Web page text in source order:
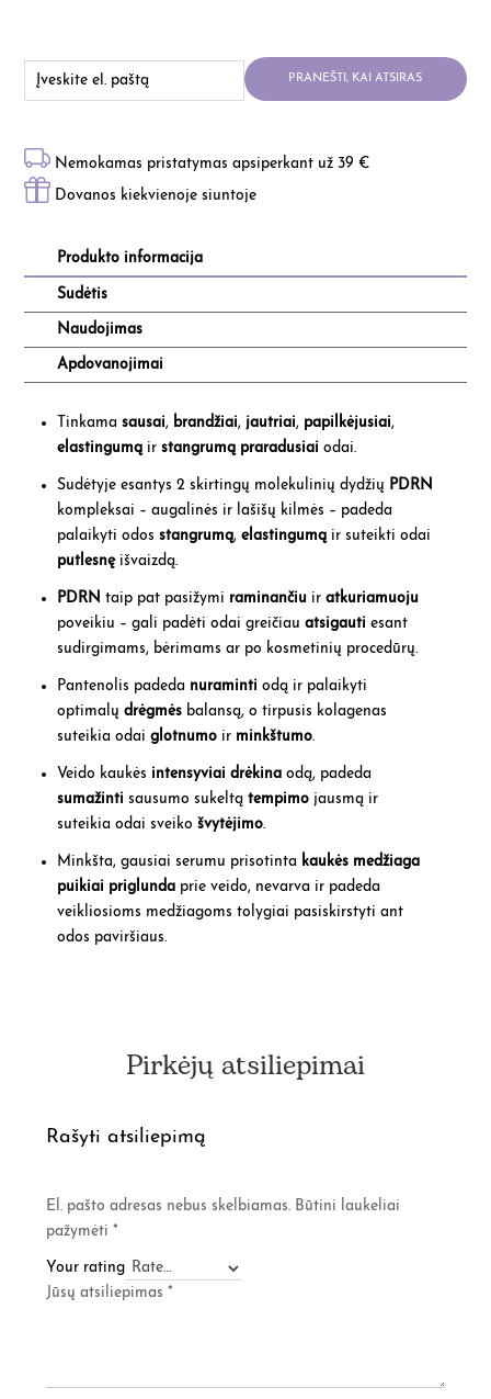
PRANEŠTI, KAI ATSIRAS
Nemokamas pristatymas apsiperkant už 39 €
Dovanos kiekvienoje siuntoje
Produkto informacija
Sudėtis
Naudojimas
Apdovanojimai
Tinkamasausai, brandžiai, jautriai, papilkėjusiai,
elastingumą irstangrumą praradusiai odai.
Sudėtyje esantys 2 skirtingų molekulinių dydžių PDRN
kompleksai – augalinės ir lašišų kilmės – padeda
palaikyti odosstangrumą,elastingumą ir suteikti odai
putlesnęišvaizdą.
PDRN taip pat pasižymi raminančiu iratkuriamuoju
poveikiu – gali padėti odai greičiauatsigauti esant
sudirgimams, bėrimams ar po kosmetinių procedūrų.
Pantenolis padeda nuraminti odą ir palaikyti
optimalųdrėgmės balansą, o tirpusis kolagenas
suteikia odaiglotnumo ir minkštumo.
Veido kaukės intensyviai drėkina odą, padeda
sumažinti sausumo sukeltątempimo jausmą ir
suteikia odai sveikošvytėjimo.
Minkšta, gausiai serumu prisotinta kaukės medžiaga
puikiai priglunda prie veido, nevarva ir padeda
veikliosioms medžiagoms tolygiai pasiskirstyti ant
odos paviršiaus.
Pirkėjų atsiliepimai
Rašyti atsiliepimą
El. pašto adresas nebus skelbiamas. Būtini laukeliai
pažymėti*
Your rating
Jūsų atsiliepimas*